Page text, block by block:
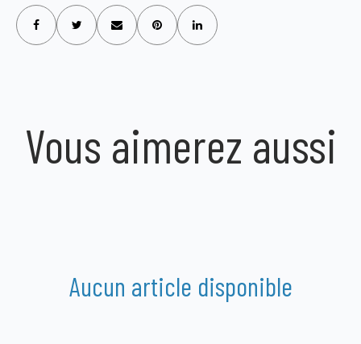
Vous aimerez aussi
Aucun article disponible